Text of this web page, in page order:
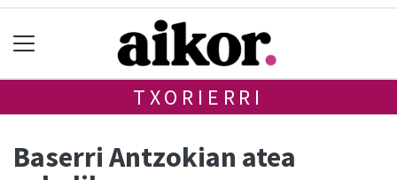
TXORIERRI
Baserri Antzokian atea